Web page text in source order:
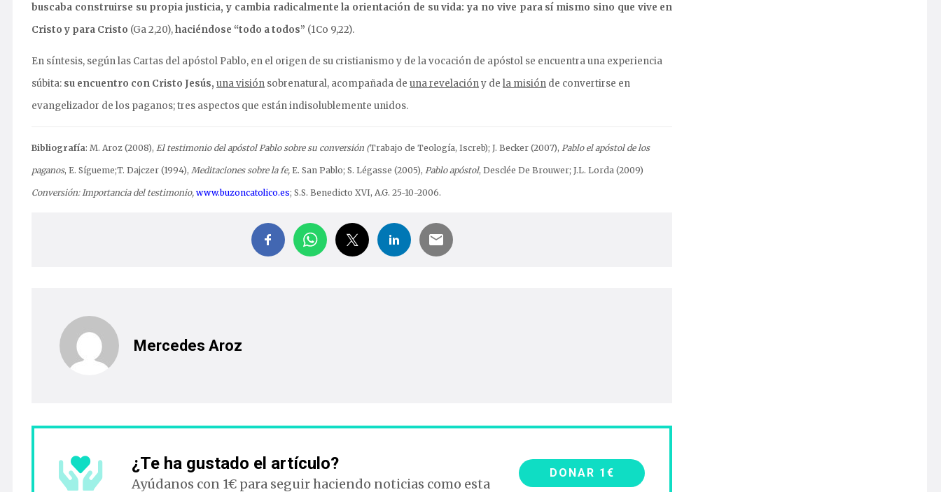
buscaba construirse su propia justicia, y cambia radicalmente la orientación de su vida: ya no vive para sí mismo sino que vive en
Cristo y para Cristo (Ga 2,20),haciéndose “todo a todos” (1Co 9,22).
En síntesis, según las Cartas del apóstol Pablo, en el origen de su cristianismo y de la vocación de apóstol se encuentra una experiencia
súbita: su encuentro con Cristo Jesús, una visión sobrenatural, acompañada de una revelacióny de la misión de convertirse en
evangelizador de los paganos; tres aspectos que están indisolublemente unidos.
Bibliografía: M. Aroz (2008), El testimonio del apóstol Pablo sobre su conversión (Trabajo de Teología, Iscreb); J. Becker (2007), Pablo el apóstol de los
paganos, E. Sígueme;T. Dajczer (1994), Meditaciones sobre la fe, E. San Pablo; S. Légasse (2005), Pablo apóstol, Desclée De Brouwer; J.L. Lorda (2009)
Conversión: Importancia del testimonio, www.buzoncatolico.es; S.S. Benedicto XVI, A.G. 25-10-2006.
Mercedes Aroz
¿Te ha gustado el artículo?
Ayúdanos con 1€ para seguir haciendo noticias como esta
DONAR 1€